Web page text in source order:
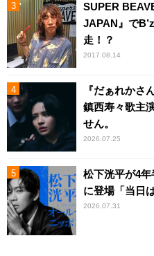
SUPER
JAPAN』で
走！？
2017.08.14
『だぁれかさ
鎮西寿々歌主
せん。
2026.07.25
松下洸平が4
に登場「当日
2026.07.31